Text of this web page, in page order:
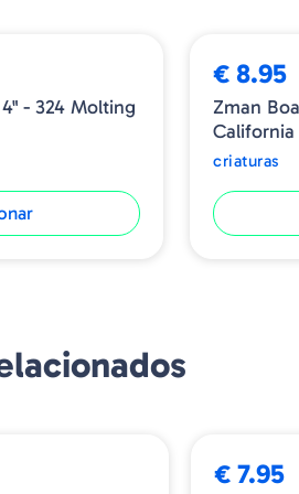
- 324 Molting
€ 8.95
Zman
California
criaturas
€ 7.95